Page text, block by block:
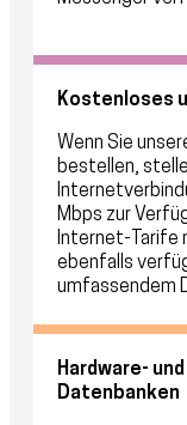
Kostenloses
Wenn Sie
bestellen,
Mbps zur
Internet-Tarife
ebenfalls
umfassendem
Hardware-
Datenbanken